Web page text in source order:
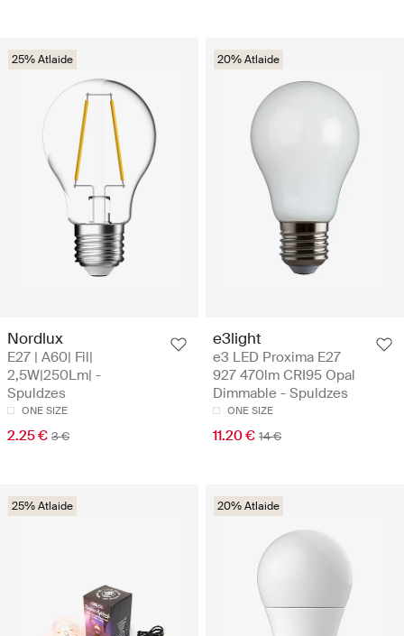
25% Atlaide
Nordlux
E27 | A60| Fil|
2,5W|250Lm| -
Spuldzes
ONE SIZE
2.25 € 3 €
20% Atlaide
e3light
e3 LED Proxima E27
927 470lm CRI95 Opal
Dimmable - Spuldzes
ONE SIZE
11.20 € 14 €
25% Atlaide 20% Atlaide